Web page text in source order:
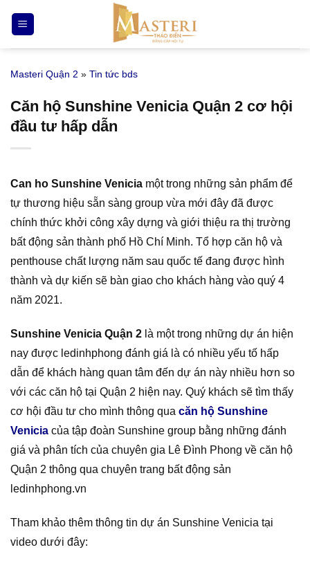
qua
nội
Masteri Quận 2 » Tin tức bds
Căn hộ Sunshine Venicia Quận 2 cơ hội
đầu tư hấp dẫn
Can ho Sunshine Venicia một trong những sản phẩm để
tự thương hiệu sẵn sàng group vừa mới đây đã được
chính thức khởi công xây dựng và giới thiệu ra thị trường
bất động sản thành phố Hồ Chí Minh. Tổ hợp căn hộ và
penthouse chất lượng năm sau quốc tế đang được hình
thành và dự kiến sẽ bàn giao cho khách hàng vào quý 4
năm 2021.
Sunshine Venicia Quận 2 là một trong những dự án hiện
nay được ledinhphong đánh giá là có nhiều yếu tố hấp
dẫn để khách hàng quan tâm đến dự án này nhiều hơn so
với các căn hộ tại Quận 2 hiện nay. Quý khách sẽ tìm thấy
cơ hội đầu tư cho mình thông qua căn hộ Sunshine
Venicia của tập đoàn Sunshine group bằng những đánh
giá và phân tích của chuyên gia Lê Đình Phong về căn hộ
Quận 2 thông qua chuyên trang bất động sản
ledinhphong.vn
Tham khảo thêm thông tin dự án Sunshine Venicia tại
video dưới đây: